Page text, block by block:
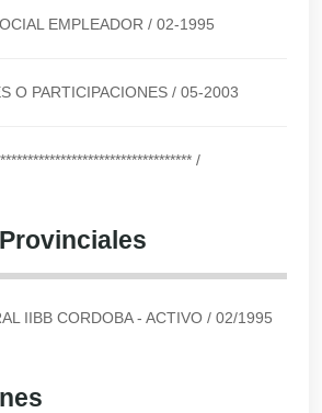
EMPLEADOR / 02-1995
O PARTICIPACIONES / 05-2003
/
IIBB CORDOBA - ACTIVO / 02/1995